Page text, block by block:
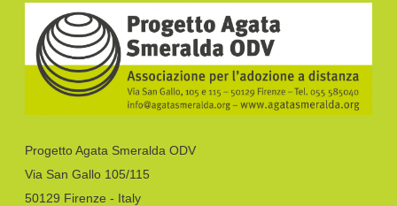
Progetto Agata Smeralda ODV
Via San Gallo 105/115
50129 Firenze - Italy